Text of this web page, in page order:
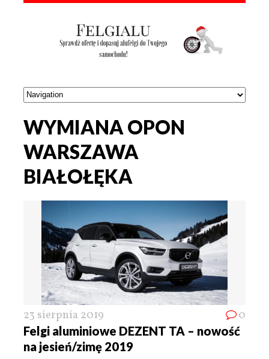
WYMIANA OPON
WARSZAWA
BIAŁOŁĘKA
23 sierpnia 2019 0
Felgi aluminiowe DEZENT TA – nowość
na jesień/zimę 2019